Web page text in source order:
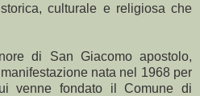
culturale e religiosa che
di San Giacomo apostolo,
nata nel 1968 per
venne fondato il Comune di